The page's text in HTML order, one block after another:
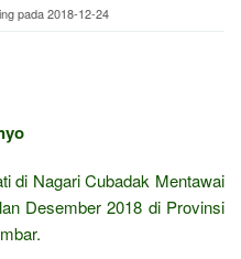
pada2018-12-24
di Nagari Cubadak Mentawai
Desember 2018 di Provinsi